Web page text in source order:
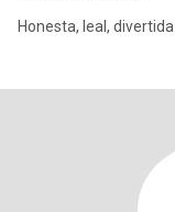
Honesta, leal, divertida